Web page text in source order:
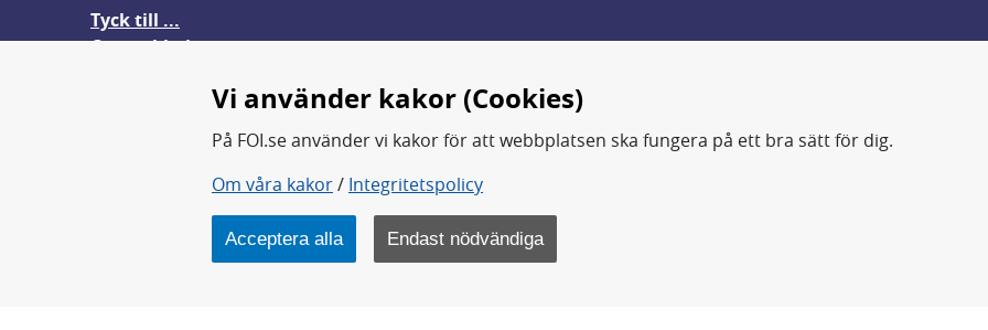
Tyck till ...
Om webbplatsen
FOI forskar för en säkrare värld.
FOI:s kärnverksamhet är forskning, metod- och teknikutveckling samt analyser och studier.
Myndigheten ligger under Försvarsdepartementet.
Vi använder kakor (Cookies)
På FOI.se använder vi kakor för att webbplatsen ska fungera på ett bra sätt för dig.
Om våra kakor/ Integritetspolicy
Acceptera alla Endast nödvändiga